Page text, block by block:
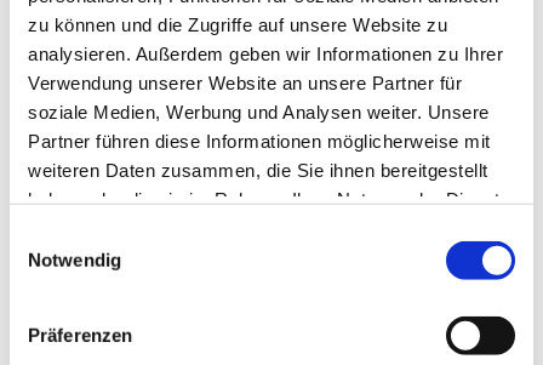
zu können und die Zugriffe auf unsere Website zu
analysieren. Außerdem geben wir Informationen zu Ihrer
Verwendung unserer Website an unsere Partner für
soziale Medien, Werbung und Analysen weiter. Unsere
Partner führen diese Informationen möglicherweise mit
weiteren Daten zusammen, die Sie ihnen bereitgestellt
haben oder die sie im Rahmen Ihrer Nutzung der Dienste
Notwendig
Präferenzen
So verbinden sich zeitgemäßes Design und
handwerkliche Präzision zu Räumen mit
stilvoller Ausstrahlung.